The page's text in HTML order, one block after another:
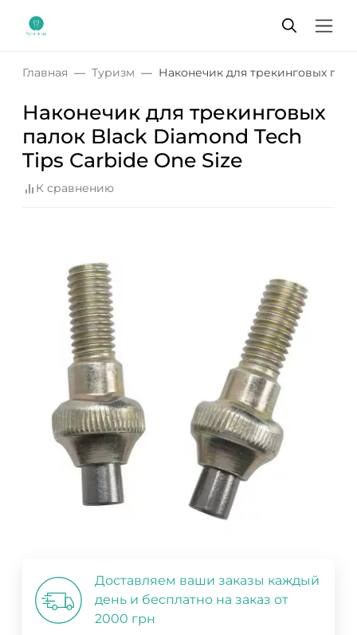
Главная Туризм Наконечик для трекинговых
Наконечик для трекинговых
палок Black Diamond Tech
Tips Carbide One Size
К сравнению
Доставляем ваши заказы каждый
день и бесплатно на заказ от
2000 грн